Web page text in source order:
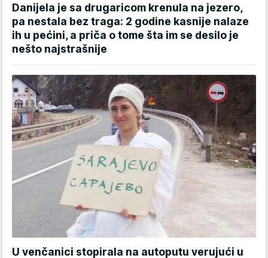
Danijela je sa drugaricom krenula na jezero,
pa nestala bez traga: 2 godine kasnije nalaze
ih u pećini, a priča o tome šta im se desilo je
nešto najstrašnije
U venčanici stopirala na autoputu verujući u